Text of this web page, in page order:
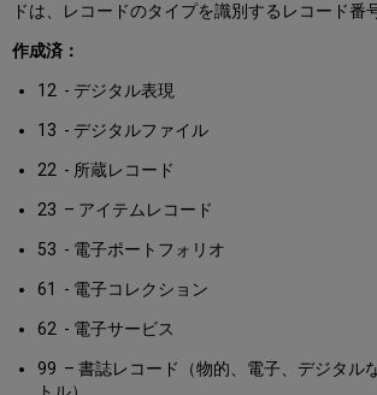
ドは、レコードのタイプを識別するレコード番
作成済：
12 - デジタル表現
13 - デジタルファイル
22 - 所蔵レコード
23 – アイテムレコード
53 - 電子ポートフォリオ
61 - 電子コレクション
62 - 電子サービス
99 – 書誌レコード（物的、電子、デジタル